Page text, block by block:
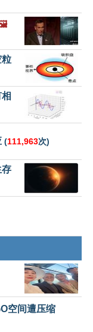
粒
(111,963次)
存
空间遭压缩